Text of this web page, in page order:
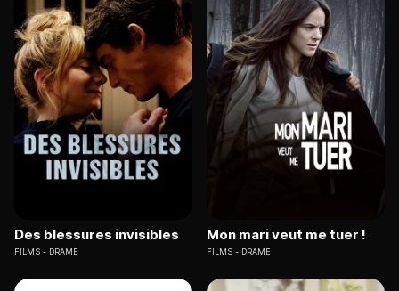
Des blessures invisibles
FILMS DRAME
Mon mari veut me tuer !
FILMS DRAME